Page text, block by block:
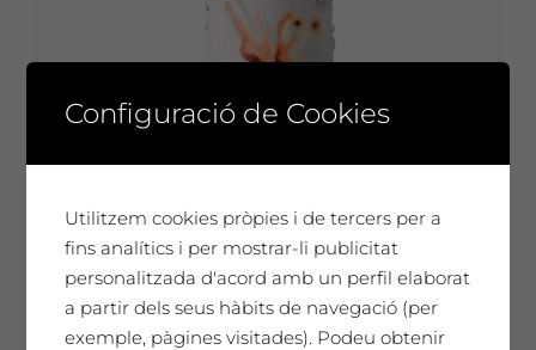
Esteve Casanoves
65,00€
Configuració de Cookies
Utilitzem cookies pròpies i de tercers per a
fins analítics i per mostrar-li publicitat
personalitzada d'acord amb un perfil elaborat
a partir dels seus hàbits de navegació (per
exemple, pàgines visitades). Podeu obtenir